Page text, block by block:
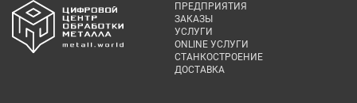
ПРЕДПРИЯТИЯ
ЗАКАЗЫ
УСЛУГИ
ONLINE УСЛУГИ
СТАНКОСТРОЕНИЕ
ДОСТАВКА